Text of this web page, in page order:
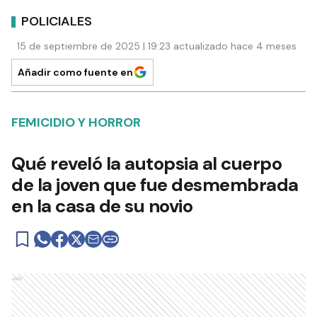
POLICIALES
15 de septiembre de 2025 | 19:23 actualizado hace 4 meses
Añadir como fuente en
FEMICIDIO Y HORROR
Qué reveló la autopsia al cuerpo
de la joven que fue desmembrada
en la casa de su novio
Ads